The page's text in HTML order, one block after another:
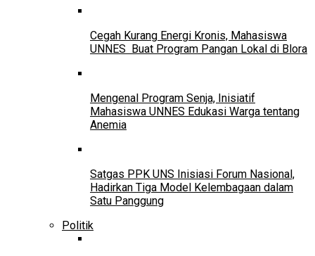
Cegah Kurang Energi Kronis, Mahasiswa
UNNES Buat Program Pangan Lokal di Blora
Mengenal Program Senja, Inisiatif
Mahasiswa UNNES Edukasi Warga tentang
Anemia
Satgas PPK UNS Inisiasi Forum Nasional,
Hadirkan Tiga Model Kelembagaan dalam
Satu Panggung
Politik